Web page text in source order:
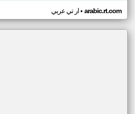
ار تي عربي• arabic.rt.com